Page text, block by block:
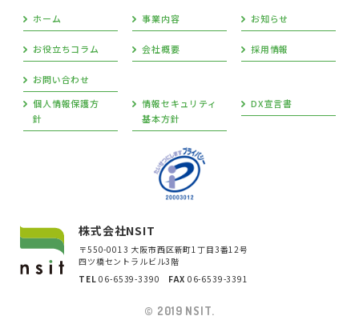
ホーム 事業内容 お知らせ
お役立ちコラム 会社概要 採用情報
お問い合わせ
個人情報保護方
針
情報セキュリティ
基本方針
DX宣言書
株式会社NSIT
〒550-0013 大阪市西区新町1丁目3番12号
四ツ橋セントラルビル3階
TEL 06-6539-3390 FAX 06-6539-3391
© 2019 NSIT.